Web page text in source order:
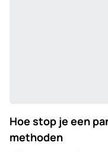
Hoe stop je een
methoden